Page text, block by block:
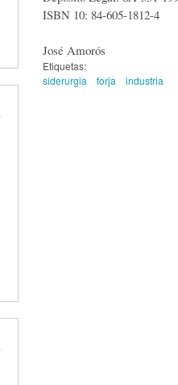
ISBN 10: 84-605-1812-4
José Amorós
Etiquetas:
siderurgia
forja industria